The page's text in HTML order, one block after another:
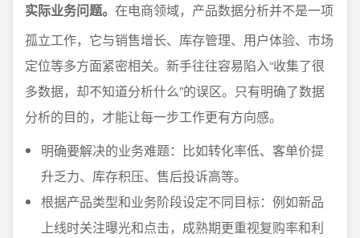
实际业务问题。 在电商领域，产品数据分析并不是一项
孤立工作，它与销售增长、库存管理、用户体验、市场
定位等多方面紧密相关。新手往往容易陷入“收集了很
多数据，却不知道分析什么”的误区。只有明确了数据
分析的目的，才能让每一步工作更有方向感。
明确要解决的业务难题：比如转化率低、客单价提
升乏力、库存积压、售后投诉高等。
根据产品类型和业务阶段设定不同目标：例如新品
上线时关注曝光和点击，成熟期更重视复购率和利